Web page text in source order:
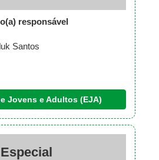
responsável
Santos
Jovens e Adultos (EJA)